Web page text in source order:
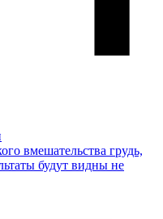
вмешательства грудь,
будут видны не